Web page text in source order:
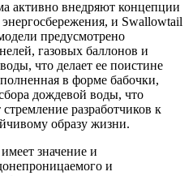
активно внедряют концепции
и Swallowtail
предусмотрено
газовых баллонов и
что делает ее поистине
в форме бабочки,
дождевой воды, что
разработчиков к
образу жизни.
значение и
и